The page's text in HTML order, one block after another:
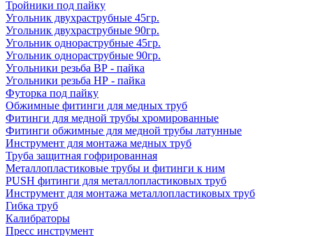
Тройники под пайку
Угольник двухраструбные 45гр.
Угольник двухраструбные 90гр.
Угольник однораструбные 45гр.
Угольник однораструбные 90гр.
Угольники резьба ВР - пайка
Угольники резьба НР - пайка
Футорка под пайку
Обжимные фитинги для медных труб
Фитинги для медной трубы хромированные
Фитинги обжимные для медной трубы латунные
Инструмент для монтажа медных труб
Труба защитная гофрированная
Металлопластиковые трубы и фитинги к ним
PUSH фитинги для металлопластиковых труб
Инструмент для монтажа металлопластиковых труб
Гибка труб
Калибраторы
Пресс инструмент